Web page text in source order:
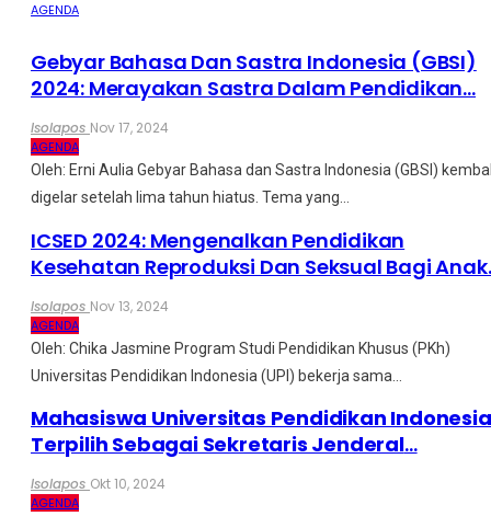
AGENDA
Gebyar Bahasa Dan Sastra Indonesia (GBSI)
2024: Merayakan Sastra Dalam Pendidikan…
Isolapos Nov 17, 2024
AGENDA
Oleh: Erni Aulia Gebyar Bahasa dan Sastra Indonesia (GBSI)
digelar setelah lima tahun hiatus. Tema yang
ICSED 2024: Mengenalkan Pendidikan
Kesehatan Reproduksi Dan Seksual Bagi
Isolapos Nov 13, 2024
AGENDA
Oleh: Chika Jasmine Program Studi Pendidikan Khusus (PKh)
Universitas Pendidikan Indonesia (UPI) bekerja sama
Mahasiswa Universitas Pendidikan Indonesia
Terpilih Sebagai Sekretaris Jenderal…
Isolapos Okt 10, 2024
AGENDA